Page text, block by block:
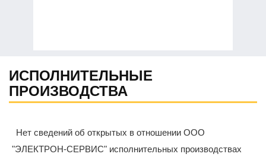
ИСПОЛНИТЕЛЬНЫЕ
ПРОИЗВОДСТВА
Нет сведений об открытых в отношении ООО
"ЭЛЕКТРОН-СЕРВИС" исполнительных производствах